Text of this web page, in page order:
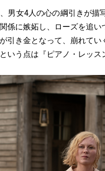
男女4人の心の綱引きが描
係に嫉妬し、ローズを追
引き金となって、崩れて
いう点は『ピアノ・レッス